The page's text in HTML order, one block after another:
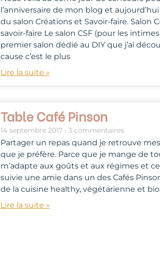
l’anniversaire de mon blog et
du salon Créations et Savoir-faire. Salon
savoir-faire Le salon CSF (pour les
premier salon dédié au DIY que j’ai
cause c’est le plus
Lire la suite »
Table Café Pinson
14 septembre 2017 3 commentaires
Partager un repas quand je retrouve mes
que je préfère. Parce que je mange de
m’adapte aux goûts et aux régimes et
suivie une amie dans un des Cafés
de la cuisine healthy, végétarienne et bio.
Lire la suite »